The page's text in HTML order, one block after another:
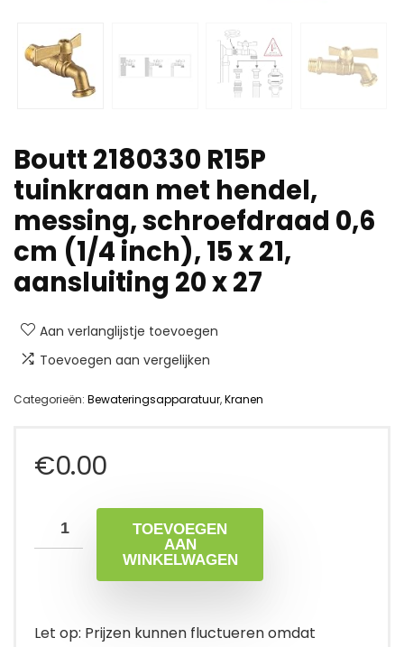
Boutt 2180330 R15P
tuinkraan met hendel,
messing, schroefdraad 0,6
cm (1/4 inch), 15 x 21,
aansluiting 20 x 27
Aan verlanglijstje toevoegen
Toevoegen aan vergelijken
Categorieën: Bewateringsapparatuur,Kranen
€0.00
TOEVOEGEN
AAN
WINKELWAGEN
Let op: Prijzen kunnen fluctueren omdat